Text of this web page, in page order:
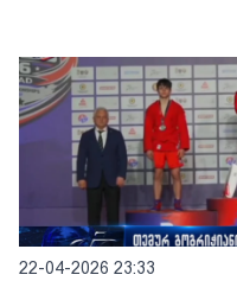
22-04-2026 23:33